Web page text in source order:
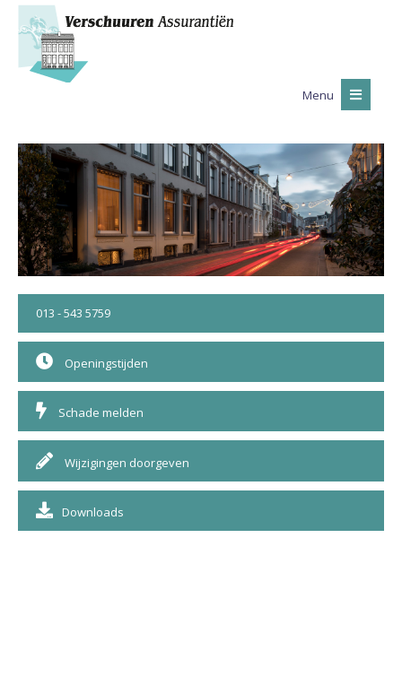
Menu
013 - 543 5759
Openingstijden
Schade melden
Wijzigingen doorgeven
Downloads